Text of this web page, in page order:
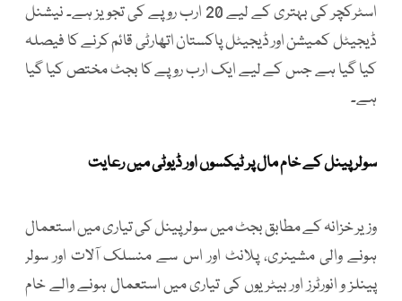
اسٹرکچر کی بہتری کے لیے 20 ارب روپے کی تجویز ہے۔ نیشنل
ڈیجیٹل کمیشن اور ڈیجیٹل پاکستان اتھارٹی قائم کرنے کا فیصلہ
کیا گیا ہے جس کے لیے ایک ارب روپے کا بجٹ مختص کیا گیا
ہے۔
سولر پینل کے خام مال پر ٹیکسوں اور ڈیوٹی میں رعایت
وزیر خزانہ کے مطابق بجٹ میں سولر پینل کی تیاری میں استعمال
ہونے والی مشینری، پلانٹ اور اس سے منسلک آلات اور سولر
پینلز و انورٹرز اور بیٹریوں کی تیاری میں استعمال ہونے والے خام